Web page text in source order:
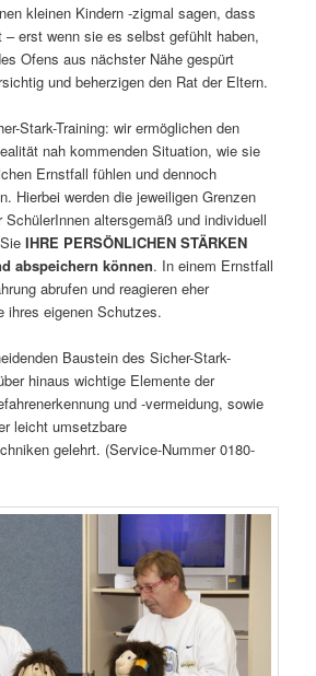
kleinen Kindern -zigmal sagen, dass
erst wenn sie es selbst gefühlt haben,
Ofens aus nächster Nähe gespürt
und beherzigen den Rat der Eltern.
Stark-Training: wir ermöglichen den
nah kommenden Situation, wie sie
Ernstfall fühlen und dennoch
Hierbei werden die jeweiligen Grenzen
altersgemäß und individuell
SieIHRE PERSÖNLICHEN STÄRKEN
abspeichern können. In einem Ernstfall
abrufen und reagieren eher
ihres eigenen Schutzes.
Baustein des Sicher-Stark-
hinaus wichtige Elemente der
und -vermeidung, sowie
leicht umsetzbare
gelehrt. (Service-Nummer 0180-